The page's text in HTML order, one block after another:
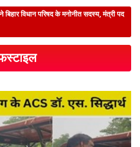
विधान परिषद के मनोनीत सदस्य, मंत्री पद
पहुंची पुलिस :ग्रामीणों के साथ लगाया जन- चौपाल,
संस्कृति एवं विरासत के संरक्षण-संवर्धन को नई
में बैकडोर नियुक्ति को नियमित करने का दावा लंबे